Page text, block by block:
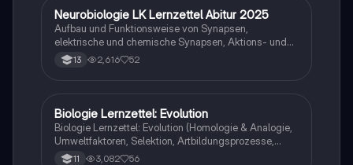
der Zellbiologie und Energieübertragung in Zellen
suchen.
Biologie
Neurobiologie LK Lernzettel Abitur 2025
Aufbau und Funktionsweise von Synapsen,
elektrische und chemische Synapsen, Aktions- und
Ruhepotential
13 2,616 52
Biologie
Biologie Lernzettel: Evolution
Biologie Lernzettel: Evolution (Homologie & Analogie,
Umweltfaktoren, Selektion, Artbildungsprozesse,
Klimaregeln, Konkurrenz, Evolution des Menschen…)
11 3,082 56